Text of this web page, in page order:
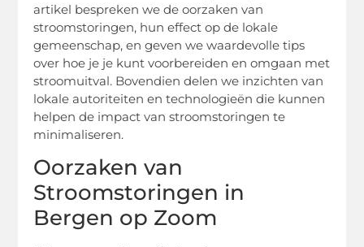
artikel bespreken we de oorzaken van
stroomstoringen, hun effect op de lokale
gemeenschap, en geven we waardevolle tips
over hoe je je kunt voorbereiden en omgaan met
stroomuitval. Bovendien delen we inzichten van
lokale autoriteiten en technologieën die kunnen
helpen de impact van stroomstoringen te
minimaliseren.
Oorzaken van
Stroomstoringen in
Bergen op Zoom